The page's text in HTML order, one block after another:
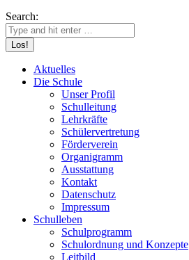
Search:
Aktuelles
Die Schule
Unser Profil
Schulleitung
Lehrkräfte
Schülervertretung
Förderverein
Organigramm
Ausstattung
Kontakt
Datenschutz
Impressum
Schulleben
Schulprogramm
Schulordnung und Konzepte
Leitbild